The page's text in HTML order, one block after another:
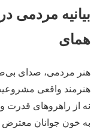
بیانیه مردمی
همای
هنر مردمی، صدای
هنرمند واقعی
نه از راهروهای قدرت
به خون جوانان معترض